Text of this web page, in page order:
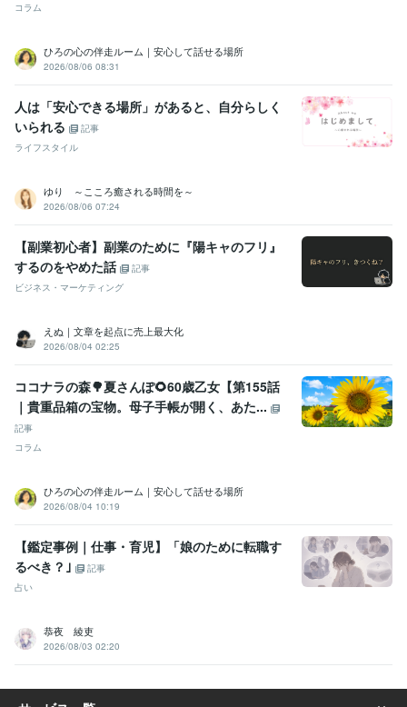
コラム
ひろの心の伴走ルーム｜安心して話せる場所
2026/08/06 08:31
人は「安心できる場所」があると、自分らしく
いられる
記事
ライフスタイル
ゆり ～こころ癒される時間を～
2026/08/06 07:24
【副業初心者】副業のために『陽キャのフリ』
するのをやめた話
記事
ビジネス・マーケティング
えぬ｜文章を起点に売上最大化
2026/08/04 02:25
ココナラの森🌳夏さんぽ🌻60歳乙女【第155話
｜貴重品箱の宝物。母子手帳が開く、あた...
記事
コラム
ひろの心の伴走ルーム｜安心して話せる場所
2026/08/04 10:19
【鑑定事例｜仕事・育児】「娘のために転職す
るべき？｣
記事
占い
恭夜 綾吏
2026/08/03 02:20